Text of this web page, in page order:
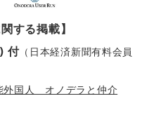
する掲載】
付（日本経済新聞有料会員
外国人 オノデラと仲介